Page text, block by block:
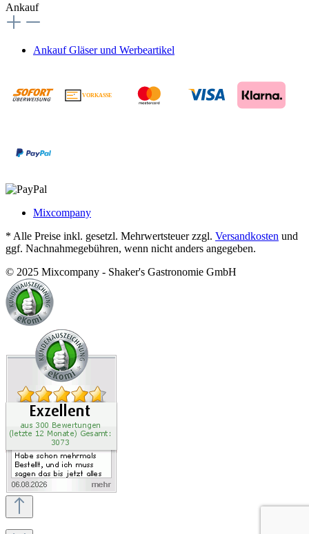
Ankauf
Ankauf Gläser und Werbeartikel
VORKASSE
Mixcompany
* Alle Preise inkl. gesetzl. Mehrwertsteuer zzgl. Versandkosten und
ggf. Nachnahmegebühren, wenn nicht anders angegeben.
© 2025 Mixcompany - Shaker's Gastronomie GmbH